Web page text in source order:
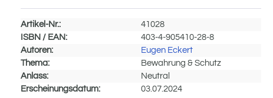
Artikel-Nr.:
41028
ISBN / EAN:
403-4-905410-28-8
Autoren:
Eugen Eckert
Thema:
Bewahrung & Schutz
Anlass:
Neutral
Erscheinungsdatum:
03.07.2024